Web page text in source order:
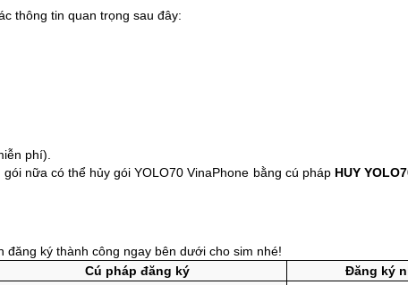
thông tin quan trọng sau đây:
phí).
nữa có thể hủy gói YOLO70 VinaPhone bằng cú pháp HUY
ký thành công ngay bên dưới cho sim nhé!
Cú pháp đăng ký
Đăng ký